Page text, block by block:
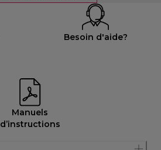
Besoin d'aide?
Manuels
d’instructions